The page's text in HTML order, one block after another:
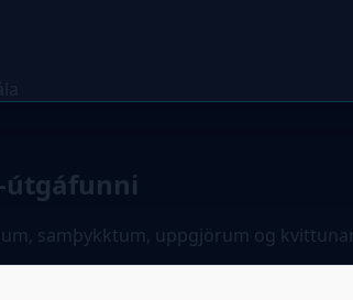
útgáfunni
samþykktum, uppgjörum og